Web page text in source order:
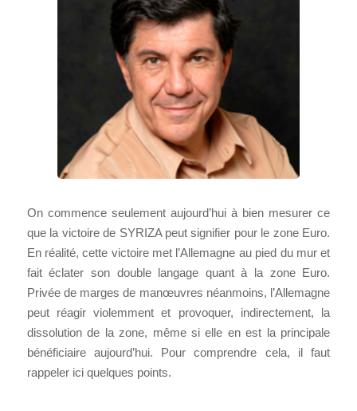
On commence seulement aujourd’hui à bien mesurer ce
que la victoire de SYRIZA peut signifier pour le zone Euro.
En réalité, cette victoire met l’Allemagne au pied du mur et
fait éclater son double langage quant à la zone Euro.
Privée de marges de manœuvres néanmoins, l’Allemagne
peut réagir violemment et provoquer, indirectement, la
dissolution de la zone, même si elle en est la principale
bénéficiaire aujourd’hui. Pour comprendre cela, il faut
rappeler ici quelques points.